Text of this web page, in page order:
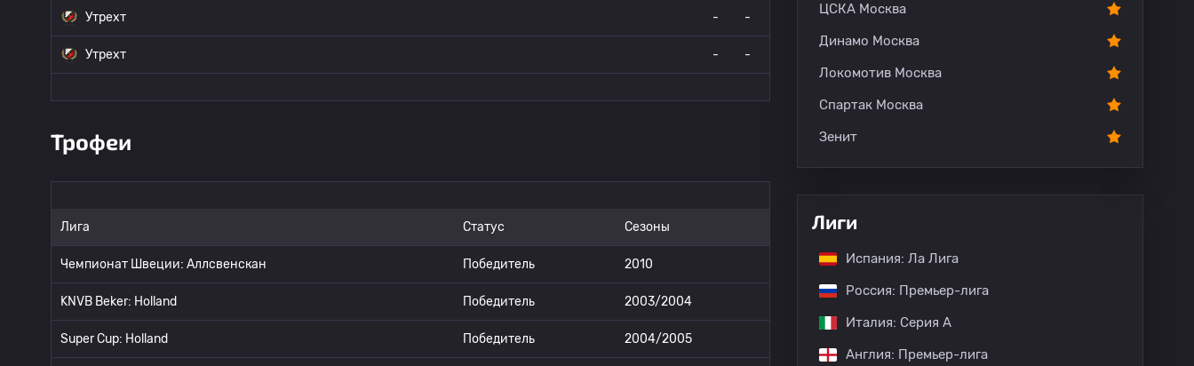
Утрехт - -
Утрехт - -
Трофеи
Лига Статус Сезоны
Чемпионат Швеции: Аллсвенскан Победитель 2010
KNVB Beker: Holland Победитель 2003/2004
Super Cup: Holland Победитель 2004/2005
ЦСКА Москва
Динамо Москва
Локомотив Москва
Спартак Москва
Зенит
Лиги
Испания: Ла Лига
Россия: Премьер-лига
Италия: Серия А
Англия: Премьер-лига